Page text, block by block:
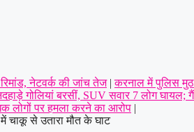
नेटवर्क की जांच तेज | करनाल में पुलिस
गोलियां बरसीं, SUV सवार 7 लोग घायल;
लोगों पर हमला करने का आरोप |
चाकू से उतारा मौत के घाट